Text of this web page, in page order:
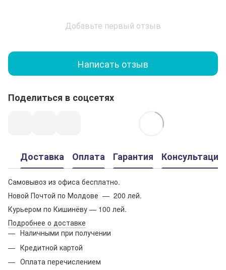
Добавьте первый отзыв
Написать отзыв
Поделиться в соцсетях
Доставка Оплата Гарантия Консультация
Самовывоз из офиса бесплатно.
Новой Почтой по Молдове — 200 лей.
Курьером по Кишинёву — 100 лей.
Подробнее о доставке
Наличными при получении
Кредитной картой
Оплата перечислением